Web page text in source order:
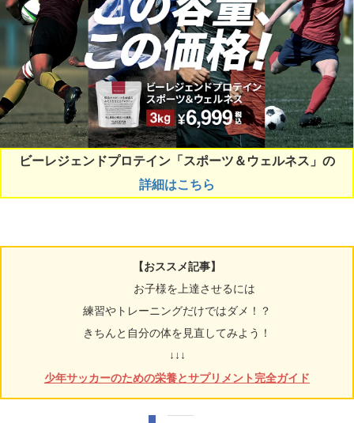
ビーレジェンドプロテイン「スポーツ＆ウェルネス」の
詳細はこちら
【おススメ記事】
お子様を上達させるには
練習やトレーニングだけではダメ！？
きちんと自分の体を見直してみよう！
↓↓↓
少年サッカーのための栄養とサプリメント完全ガイド